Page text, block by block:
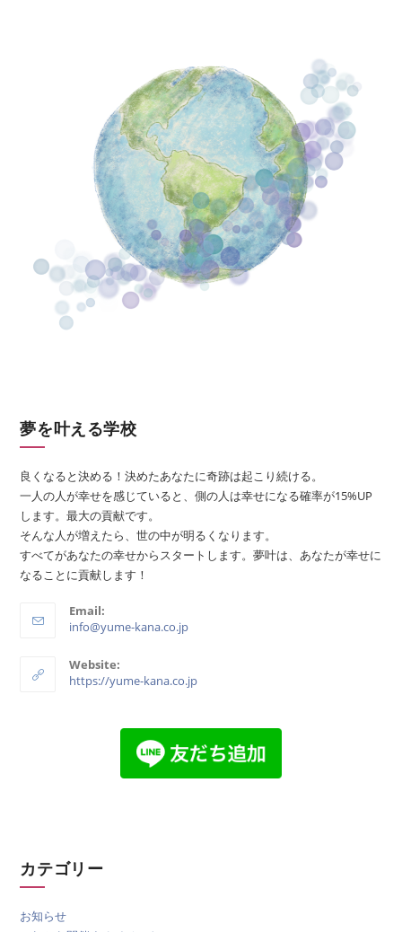
夢を叶える学校
良くなると決める！決めたあなたに奇跡は起こり続ける。
一人の人が幸せを感じていると、側の人は幸せになる確率が15%UP
します。最大の貢献です。
そんな人が増えたら、世の中が明るくなります。
すべてがあなたの幸せからスタートします。夢叶は、あなたが幸せに
なることに貢献します！
Email:
info@yume-kana.co.jp
Website:
https://yume-kana.co.jp
カテゴリー
お知らせ